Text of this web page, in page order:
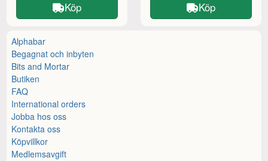
Köp Köp
Alphabar
Begagnat och inbyten
Bits and Mortar
Butiken
FAQ
International orders
Jobba hos oss
Kontakta oss
Köpvillkor
Medlemsavgift